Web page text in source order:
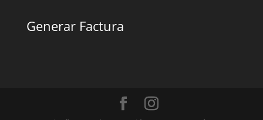
Generar Factura